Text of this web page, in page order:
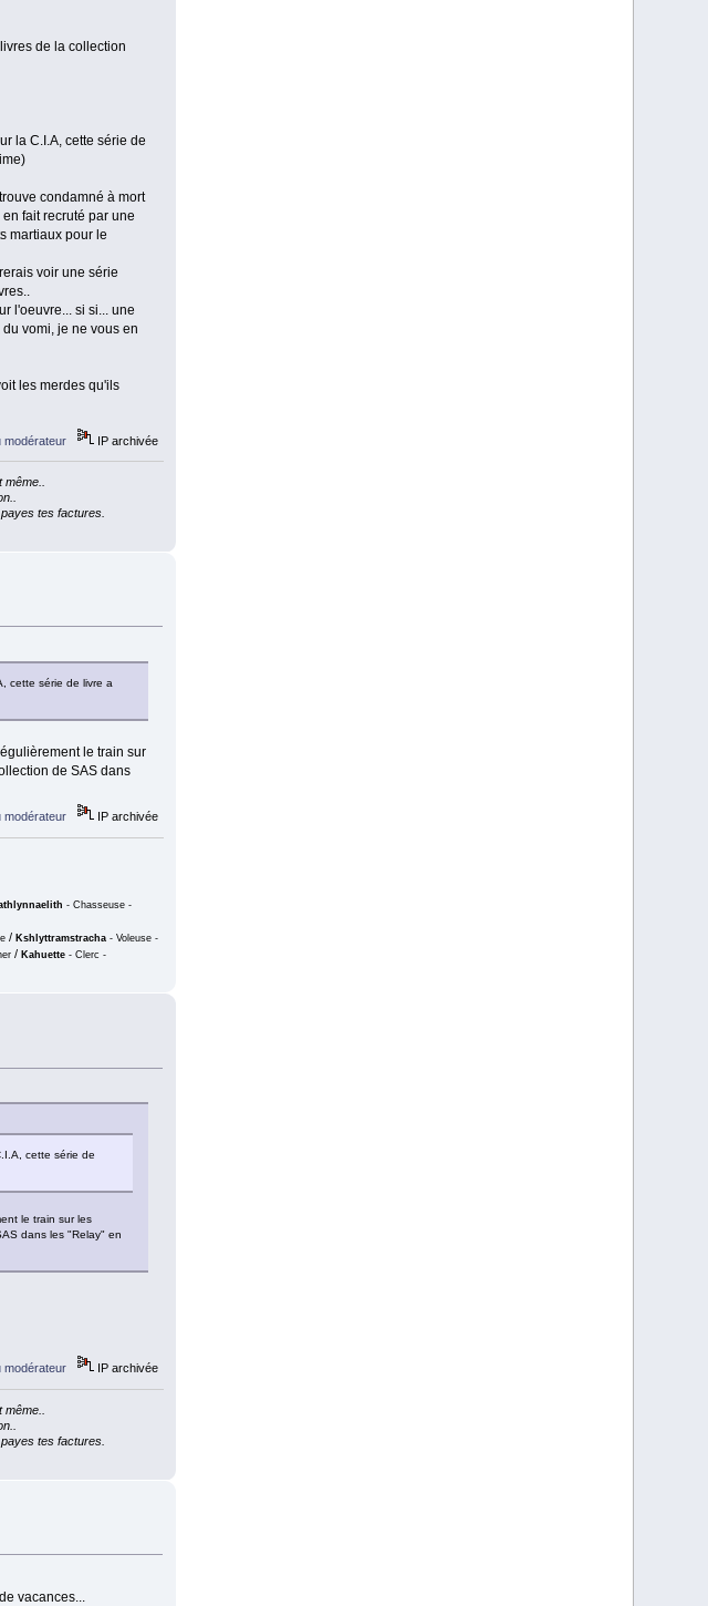
de la collection
la C.I.A, cette série de
condamné à mort
fait recruté par une
martiaux pour le
voir une série
l'oeuvre... si si... une
vomi, je ne vous en
les merdes qu'ils
modérateur IP archivée
tes factures.
cette série de livre a
le train sur
de SAS dans
modérateur IP archivée
- Chasseuse -
/ Kshlyttramstracha- Voleuse -
/ Kahuette- Clerc -
cette série de
le train sur les
dans les "Relay" en
modérateur IP archivée
tes factures.
vacances...